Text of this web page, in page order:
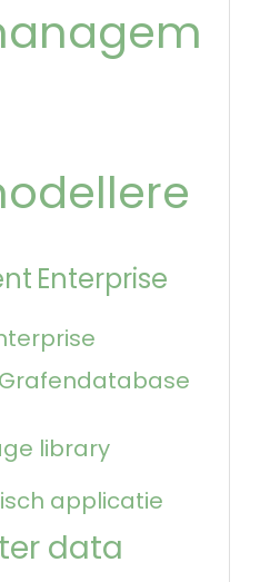
Enterprise
Grafendatabase
library
applicatie
data